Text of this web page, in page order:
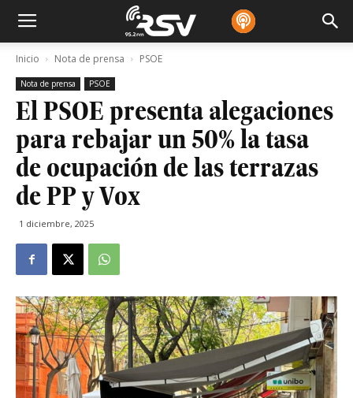
Inicio Nota de prensa PSOE
Nota de prensa PSOE
El PSOE presenta alegaciones
para rebajar un 50% la tasa
de ocupación de las terrazas
de PP y Vox
1 diciembre, 2025